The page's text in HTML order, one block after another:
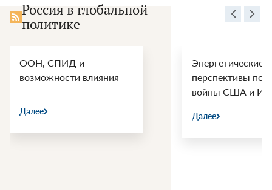
Россия в глобальной
политике
ООН, СПИД и
возможности влияния
Далее
Энергетические
перспективы
войны США и
Далее